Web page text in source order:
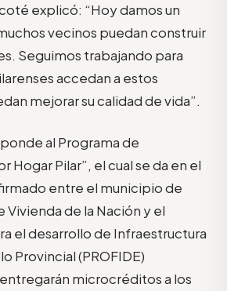
explicó: “Hoy damos un
vecinos puedan construir
Seguimos trabajando para
accedan a estos
mejorar su calidad de vida”.
al Programa de
Hogar Pilar”, el cual se da en el
entre el municipio de
Vivienda de la Nación y el
el desarrollo de Infraestructura
Provincial (PROFIDE)
microcréditos a los